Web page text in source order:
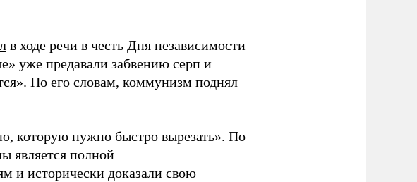
в ходе речи в честь Дня независимости
уже предавали забвению серп и
По его словам, коммунизм поднял
которую нужно быстро вырезать». По
является полной
и исторически доказали свою